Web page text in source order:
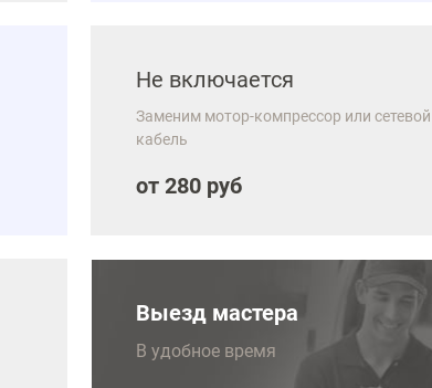
Не включается
Заменим мотор-компрессор или сетевой
кабель
от 280 руб
Выезд мастера
В удобное время